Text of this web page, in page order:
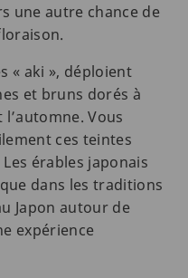
une autre chance de
« aki », déploient
et bruns dorés à
Vous
ces teintes
érables japonais
dans les traditions
Japon autour de
expérience